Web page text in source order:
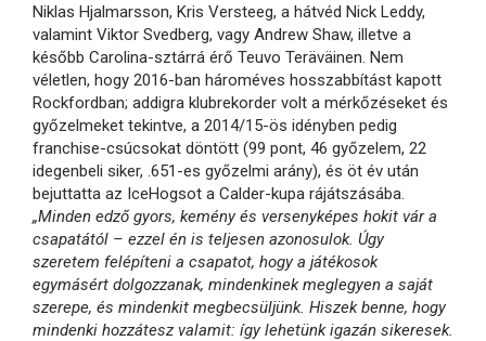
Niklas Hjalmarsson, Kris Versteeg, a hátvéd Nick Leddy,
valamint Viktor Svedberg, vagy Andrew Shaw, illetve a
később Carolina-sztárrá érő Teuvo Teräväinen. Nem
véletlen, hogy 2016-ban hároméves hosszabbítást kapott
Rockfordban; addigra klubrekorder volt a mérkőzéseket és
győzelmeket tekintve, a 2014/15-ös idényben pedig
franchise-csúcsokat döntött (99 pont, 46 győzelem, 22
idegenbeli siker, .651-es győzelmi arány), és öt év után
bejuttatta az IceHogsot a Calder-kupa rájátszásába.
„Minden edző gyors, kemény és versenyképes hokit vár a
csapatától – ezzel én is teljesen azonosulok. Úgy
szeretem felépíteni a csapatot, hogy a játékosok
egymásért dolgozzanak, mindenkinek meglegyen a saját
szerepe, és mindenkit megbecsüljünk. Hiszek benne, hogy
mindenki hozzátesz valamit: így lehetünk igazán sikeresek.